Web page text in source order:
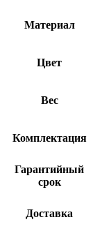
Материал
Цвет
Вес
Комплектация
Гарантийный
срок
Доставка